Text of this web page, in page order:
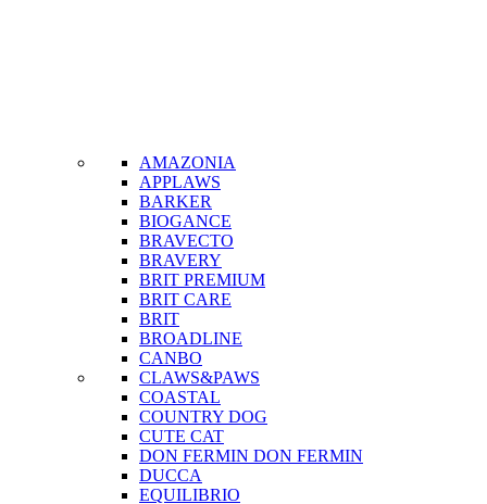
AMAZONIA
APPLAWS
BARKER
BIOGANCE
BRAVECTO
BRAVERY
BRIT PREMIUM
BRIT CARE
BRIT
BROADLINE
CANBO
CLAWS&PAWS
COASTAL
COUNTRY DOG
CUTE CAT
DON FERMIN DON FERMIN
DUCCA
EQUILIBRIO